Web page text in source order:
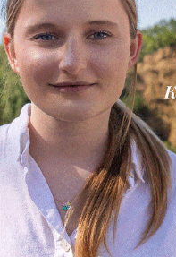
Articolo precedente
La Fides Montevarchi affidata a
coach Michele Pavese
Ultime Notizie